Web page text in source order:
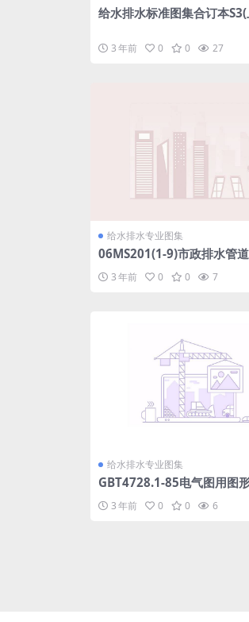
给水排水标准图集合订本
3 年前 0 0 27
给水排水专业图集
06MS201(1-9)市政排水管
3 年前 0 0 7
给水排水专业图集
GBT4728.1-85电气图用图
3 年前 0 0 6